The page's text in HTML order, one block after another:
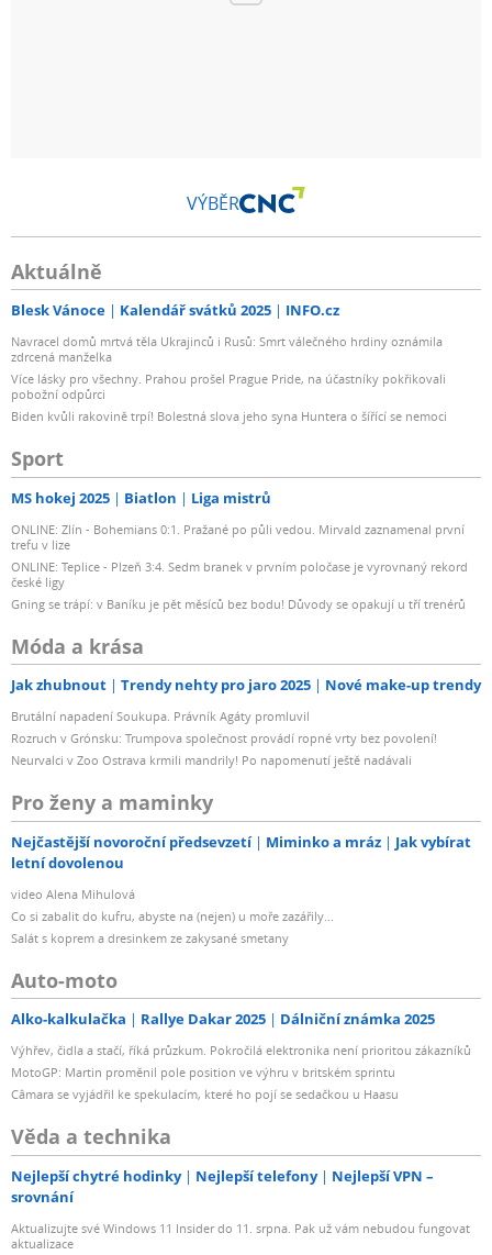
VÝBĚR
Aktuálně
Blesk Vánoce Kalendář svátků 2025 INFO.cz
Navracel domů mrtvá těla Ukrajinců i Rusů: Smrt válečného hrdiny oznámila
zdrcená manželka
Více lásky pro všechny. Prahou prošel Prague Pride, na účastníky pokřikovali
pobožní odpůrci
Biden kvůli rakovině trpí! Bolestná slova jeho syna Huntera o šířící se nemoci
Sport
MS hokej 2025 Biatlon Liga mistrů
ONLINE: Zlín - Bohemians 0:1. Pražané po půli vedou. Mirvald zaznamenal první
trefu v lize
ONLINE: Teplice - Plzeň 3:4. Sedm branek v prvním poločase je vyrovnaný rekord
české ligy
Gning se trápí: v Baníku je pět měsíců bez bodu! Důvody se opakují u tří trenérů
Móda a krása
Jak zhubnout Trendy nehty pro jaro 2025 Nové make-up trendy
Brutální napadení Soukupa. Právník Agáty promluvil
Rozruch v Grónsku: Trumpova společnost provádí ropné vrty bez povolení!
Neurvalci v Zoo Ostrava krmili mandrily! Po napomenutí ještě nadávali
Pro ženy a maminky
Nejčastější novoroční předsevzetí Miminko a mráz
Jak vybírat
letní dovolenou
video Alena Mihulová
Co si zabalit do kufru, abyste na (nejen) u moře zazářily...
Salát s koprem a dresinkem ze zakysané smetany
Auto-moto
Alko-kalkulačka Rallye Dakar 2025 Dálniční známka 2025
Výhřev, čidla a stačí, říká průzkum. Pokročilá elektronika není prioritou zákazníků
MotoGP: Martin proměnil pole position ve výhru v britském sprintu
Câmara se vyjádřil ke spekulacím, které ho pojí se sedačkou u Haasu
Věda a technika
Nejlepší chytré hodinky Nejlepší telefony
Nejlepší VPN –
srovnání
Aktualizujte své Windows 11 Insider do 11. srpna. Pak už vám nebudou fungovat
aktualizace